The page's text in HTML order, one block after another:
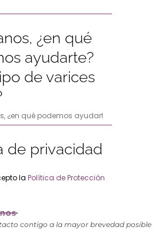
¿en qué
ayudarte?
de varices
de privacidad
la Política de Protección
contigo a la mayor brevedad posible